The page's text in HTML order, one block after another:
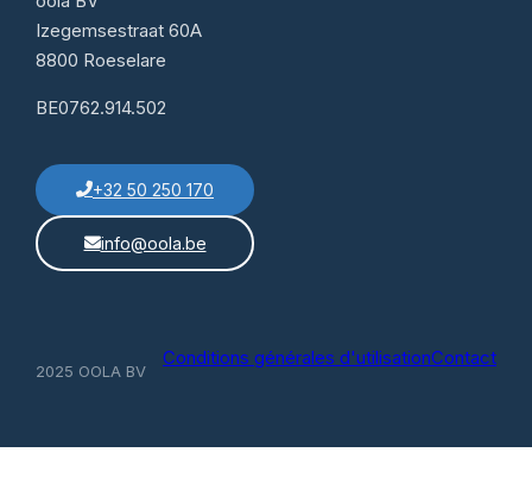
Izegemsestraat 60A
8800 Roeselare
BE0762.914.502
+32 50 250 170
info@oola.be
2025 OOLA BV
Conditions générales d'utilisationContact